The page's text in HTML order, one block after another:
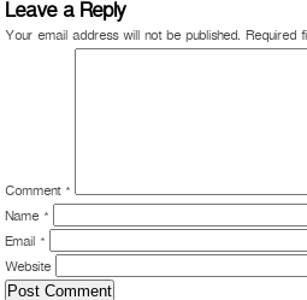
Leave a Reply
Your email address will not be published. Required
Comment *
Name *
Email *
Website